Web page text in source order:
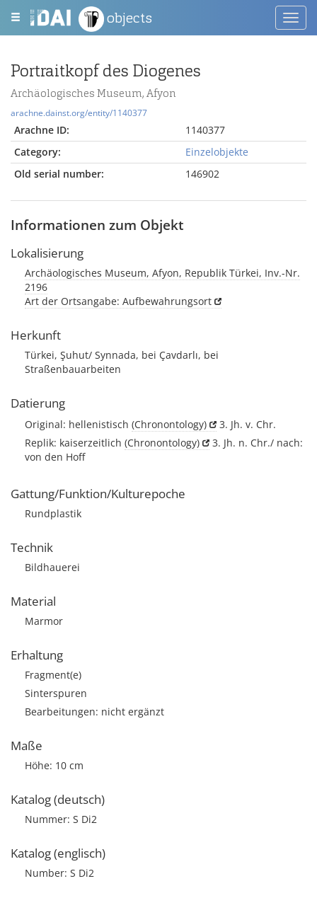
objects
Portraitkopf des Diogenes
Archäologisches Museum, Afyon
arachne.dainst.org/entity/1140377
Arachne ID:
1140377
Category:
Einzelobjekte
Old serial number:
146902
Informationen zum Objekt
Lokalisierung
Archäologisches Museum, Afyon, Republik Türkei, Inv.-Nr.
2196
Art der Ortsangabe: Aufbewahrungsort
Herkunft
Türkei, Şuhut/ Synnada, bei Çavdarlı, bei
Straßenbauarbeiten
Datierung
Original: hellenistisch (Chronontology)
3. Jh. v. Chr.
Replik: kaiserzeitlich (Chronontology)
3. Jh. n. Chr./ nach:
von den Hoff
Gattung/Funktion/Kulturepoche
Rundplastik
Technik
Bildhauerei
Material
Marmor
Erhaltung
Fragment(e)
Sinterspuren
Bearbeitungen: nicht ergänzt
Maße
Höhe: 10 cm
Katalog (deutsch)
Nummer: S Di2
Katalog (englisch)
Number: S Di2